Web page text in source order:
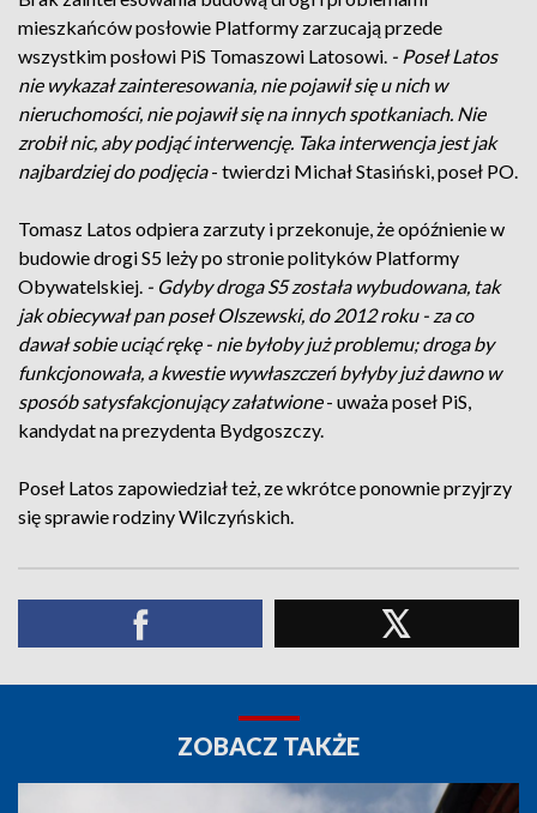
mieszkańców posłowie Platformy zarzucają przede
wszystkim posłowi PiS Tomaszowi Latosowi. - Poseł Latos
nie wykazał zainteresowania, nie pojawił się u nich w
nieruchomości, nie pojawił się na innych spotkaniach. Nie
zrobił nic, aby podjąć interwencję. Taka interwencja jest jak
najbardziej do podjęcia- twierdzi Michał Stasiński, poseł PO.
Tomasz Latos odpiera zarzuty i przekonuje, że opóźnienie w
budowie drogi S5 leży po stronie polityków Platformy
Obywatelskiej. - Gdyby droga S5 została wybudowana, tak
jak obiecywał pan poseł Olszewski, do 2012 roku - za co
dawał sobie uciąć rękę - nie byłoby już problemu; droga by
funkcjonowała, a kwestie wywłaszczeń byłyby już dawno w
sposób satysfakcjonujący załatwione- uważa poseł PiS,
kandydat na prezydenta Bydgoszczy.
Poseł Latos zapowiedział też, ze wkrótce ponownie przyjrzy
się sprawie rodziny Wilczyńskich.
ZOBACZ TAKŻE